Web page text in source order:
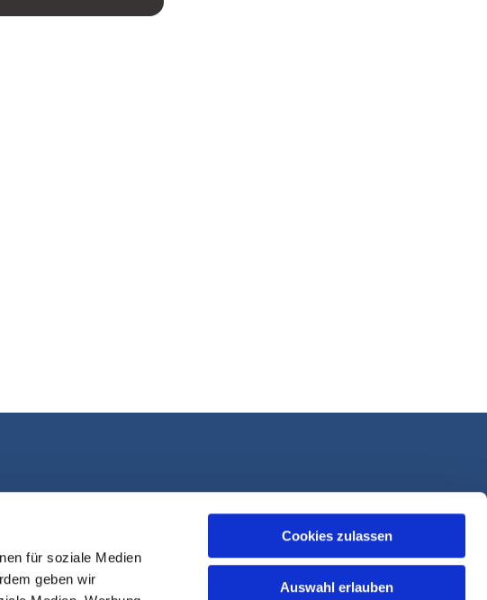
für soziale Medien
geben wir
Cookies zulassen
Auswahl erlauben